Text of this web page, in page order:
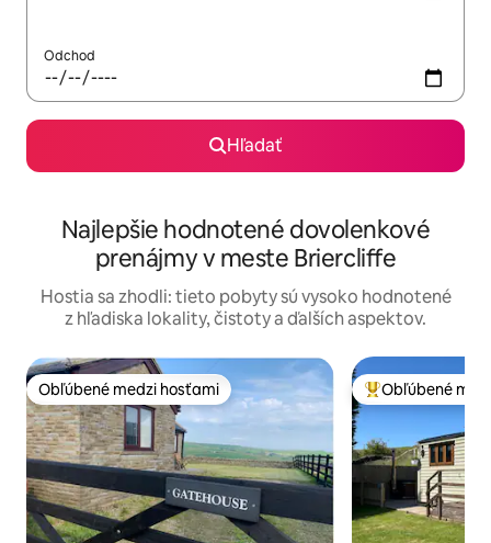
Odchod
Hľadať
Najlepšie hodnotené dovolenkové
prenájmy v meste Briercliffe
Hostia sa zhodli: tieto pobyty sú vysoko hodnotené
z hľadiska lokality, čistoty a ďalších aspektov.
Obľúbené medzi hosťami
Obľúbené medzi hosťami Najobľúbenejšie
Obľúbené